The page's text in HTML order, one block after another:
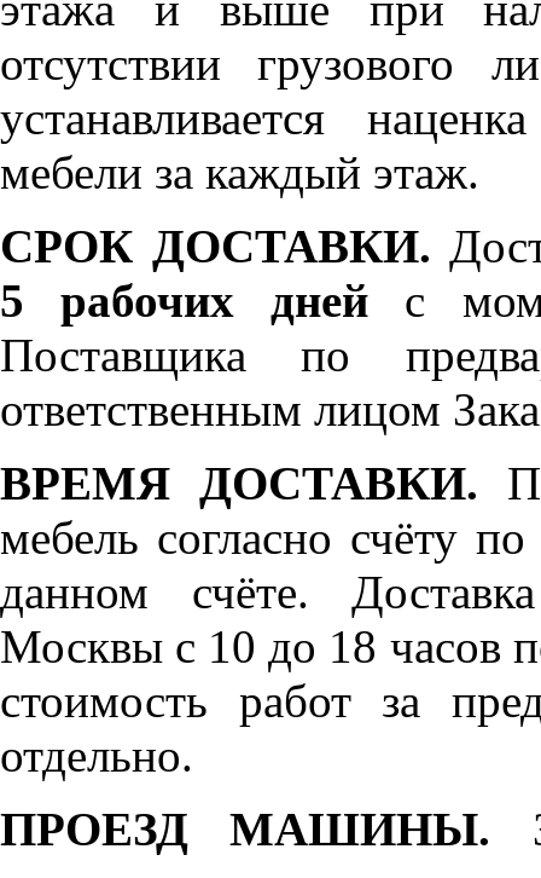
отсутствии грузового
устанавливается
мебели за каждый этаж.
СРОК ДОСТАВКИ.
5 рабочих дней с
Поставщика по
ответственным лицом
ВРЕМЯ ДОСТАВКИ.
мебель согласно счёту
данном счёте.
Москвы с 10 до 18 часов
стоимость работ за
отдельно.
ПРОЕЗД МАШИНЫ.